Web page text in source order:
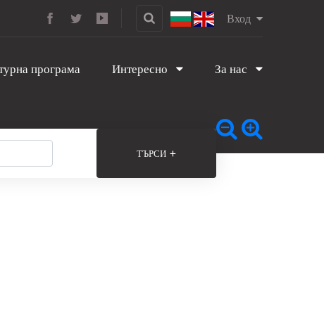
Вход
програма Интересно За нас
ТЪРСИ +